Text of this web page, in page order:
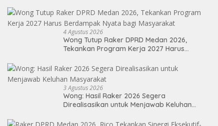
4 Agustus 2026
Wong Tutup Raker DPRD Medan 2026,
Tekankan Program Kerja 2027 Harus
3 Agustus 2026
Wong: Hasil Raker 2026 Segera
Direalisasikan untuk Menjawab Keluhan